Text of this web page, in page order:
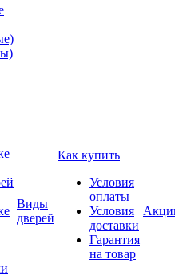
Виды
дверей
Как купить
Условия
оплаты
Условия
доставки
Гарантия
на товар